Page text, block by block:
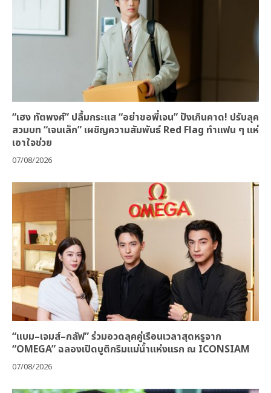
“เฮง ทัตพงศ์” ปลื้มกระแส “อย่าขอพี่เจน” ปังเกินคาด! ปรับลุค
สวมบท “เจนเล็ก” เผชิญความสัมพันธ์ Red Flag ทำแฟน ๆ แห่
เอาใจช่วย
07/08/2026
“แบม–เจมส์–กลัฟ” ร่วมอวดลุคคู่เรือนเวลาสุดหรูจาก
“OMEGA” ฉลองเปิดบูติกริมแม่น้ำแห่งแรก ณ ICONSIAM
07/08/2026